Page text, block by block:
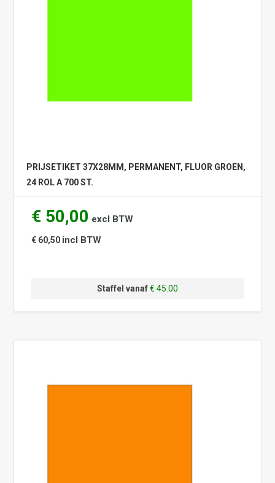
PRIJSETIKET 37X28MM, PERMANENT, FLUOR GROEN,
24 ROL A 700 ST.
€ 50,00 excl BTW
€ 60,50 incl BTW
Staffel vanaf€ 45.00